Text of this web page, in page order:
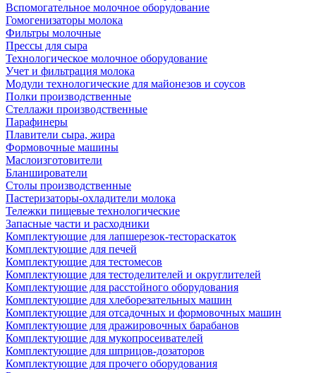
Вспомогательное молочное оборудование
Гомогенизаторы молока
Фильтры молочные
Прессы для сыра
Технологическое молочное оборудование
Учет и фильтрация молока
Модули технологические для майонезов и соусов
Полки производственные
Стеллажи производственные
Парафинеры
Плавители сыра, жира
Формовочные машины
Маслоизготовители
Бланширователи
Столы производственные
Пастеризаторы-охладители молока
Тележки пищевые технологические
Запасные части и расходники
Комплектующие для лапшерезок-тестораскаток
Комплектующие для печей
Комплектующие для тестомесов
Комплектующие для тестоделителей и округлителей
Комплектующие для расстойного оборудования
Комплектующие для хлеборезательных машин
Комплектующие для отсадочных и формовочных машин
Комплектующие для дражировочных барабанов
Комплектующие для мукопросеивателей
Комплектующие для шприцов-дозаторов
Комплектующие для прочего оборудования